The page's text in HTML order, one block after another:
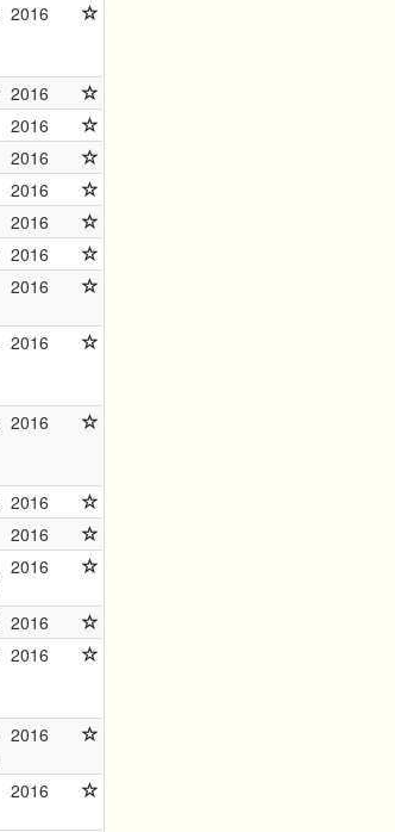
2016
2016
2016
2016
2016
2016
2016
2016
2016
2016
2016
2016
2016
2016
2016
2016
2016